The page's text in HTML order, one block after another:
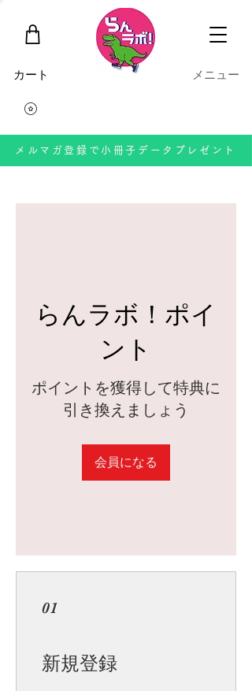
​カート ​メニュー
メルマガ登録で小冊子データプレゼント
らんラボ！ポイ
ント
ポイントを獲得して特典に
引き換えましょう
会員になる
01
新規登録